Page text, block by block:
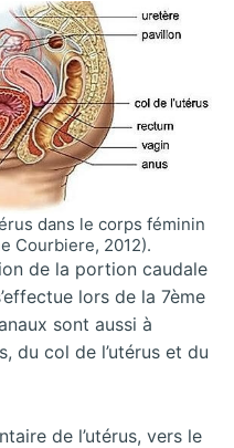
dans le corps féminin
Courbiere, 2012).
de la portion caudale
lors de la 7ème
sont aussi à
du col de l’utérus et du
de l’utérus, vers le